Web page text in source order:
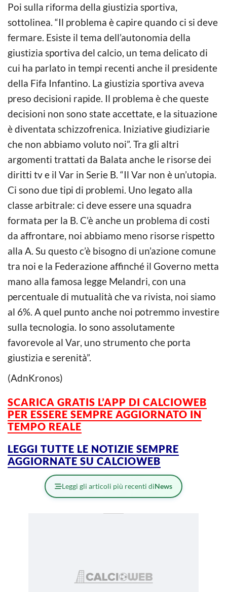
Poi sulla riforma della giustizia sportiva,
sottolinea. “Il problema è capire quando ci si deve
fermare. Esiste il tema dell’autonomia della
giustizia sportiva del calcio, un tema delicato di
cui ha parlato in tempi recenti anche il presidente
della Fifa Infantino. La giustizia sportiva aveva
preso decisioni rapide. Il problema è che queste
decisioni non sono state accettate, e la situazione
è diventata schizzofrenica. Iniziative giudiziarie
che non abbiamo voluto noi”. Tra gli altri
argomenti trattati da Balata anche le risorse dei
diritti tv e il Var in Serie B. “Il Var non è un’utopia.
Ci sono due tipi di problemi. Uno legato alla
classe arbitrale: ci deve essere una squadra
formata per la B. C’è anche un problema di costi
da affrontare, noi abbiamo meno risorse rispetto
alla A. Su questo c’è bisogno di un’azione comune
tra noi e la Federazione affinché il Governo metta
mano alla famosa legge Melandri, con una
percentuale di mutualità che va rivista, noi siamo
al 6%. A quel punto anche noi potremmo investire
sulla tecnologia. Io sono assolutamente
favorevole al Var, uno strumento che porta
giustizia e serenità”.
(AdnKronos)
SCARICA GRATIS L’APP DI CALCIOWEB
PER ESSERE SEMPRE AGGIORNATO IN
TEMPO REALE
LEGGI TUTTE LE NOTIZIE SEMPRE
AGGIORNATE SU CALCIOWEB
Leggi gli articoli più recenti diNews